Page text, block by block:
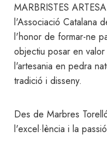
MARBRISTES
l'Associació Catalana
l'honor de formar-ne
objectiu posar en
l'artesania en pedra
tradició i disseny.
Des de Marbres
l'excel·lència i la